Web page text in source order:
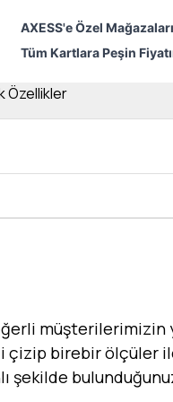
AXESS'e Özel
Tüm Kartlara Peşin
Özellikler
müşterilerimizin
çizip birebir ölçüler
şekilde